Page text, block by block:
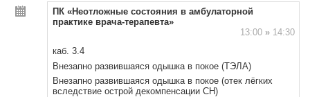
ПК «Неотложные состояния в амбулаторной
практике врача-терапевта»
13:00 »14:30
каб. 3.4
Внезапно развившаяся одышка в покое (ТЭЛА)
Внезапно развившаяся одышка в покое (отек лёгких
вследствие острой декомпенсации СН)